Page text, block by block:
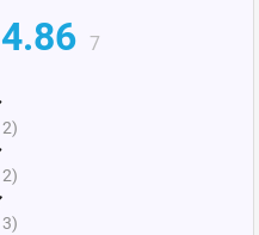
4.86 7
2)
2)
3)